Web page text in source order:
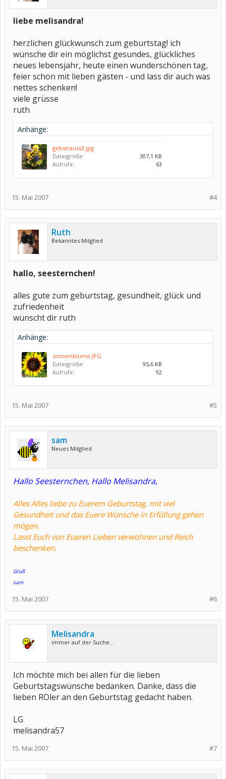
liebe melisandra!
herzlichen glückwunsch zum geburtstag! ich
wünsche dir ein möglichst gesundes, glückliches
neues lebensjahr, heute einen wunderschönen tag,
feier schön mit lieben gästen - und lass dir auch was
nettes schenken!
viele grüsse
ruth
Anhänge:
gebstrauss3.jpg
Dateigröße:
307,1 KB
Aufrufe:
63
#4
15. Mai 2007
Ruth
Bekanntes Mitglied
hallo, seesternchen!
alles gute zum geburtstag, gesundheit, glück und
zufriedenheit
wünscht dir ruth
Anhänge:
sonnenblume.JPG
Dateigröße:
95,6 KB
Aufrufe:
92
#5
15. Mai 2007
sam
Neues Mitglied
Hallo Seesternchen, Hallo Melisandra,
Alles Alles liebe zu Euerem Geburtstag, mit viel
Gesundheit und das Euere Wünsche in Erfüllung gehen
mögen.
Lasst Euch von Eueren Lieben verwöhnen und Reich
beschenken.
Gruß
sam
#6
15. Mai 2007
Melisandra
immer auf der Suche...
Ich möchte mich bei allen für die lieben
Geburtstagswünsche bedanken. Danke, dass die
lieben ROler an den Geburtstag gedacht haben.
LG
melisandra57
#7
15. Mai 2007